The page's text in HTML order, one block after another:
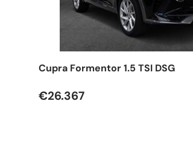
Cupra Formentor 1.5 TSI DSG
€26.367